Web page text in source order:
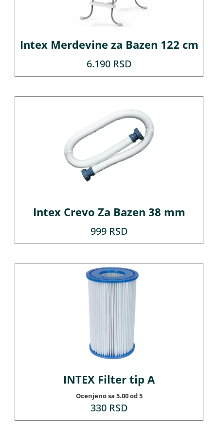
Intex Merdevine za Bazen 122 cm
6.190 RSD
Intex Crevo Za Bazen 38 mm
999 RSD
INTEX Filter tip A
Ocenjeno sa 5.00od 5
330 RSD